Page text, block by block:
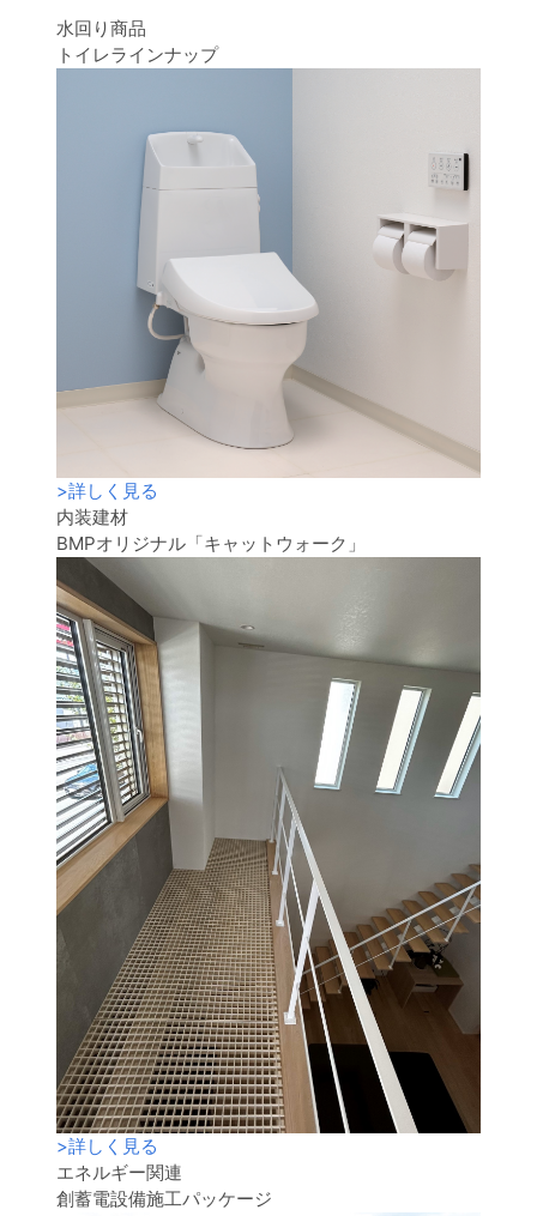
水回り商品
トイレラインナップ
>詳しく見る
内装建材
BMPオリジナル「キャットウォーク」
>詳しく見る
エネルギー関連
創蓄電設備施工パッケージ